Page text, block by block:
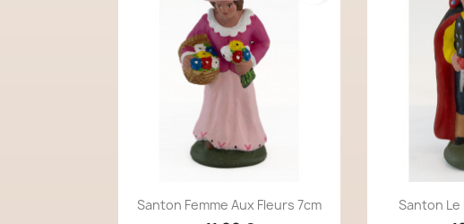
Aperçu rapide
Santon Femme Aux Fleurs 7cm 
Santon Le